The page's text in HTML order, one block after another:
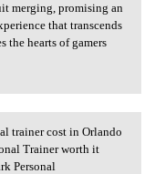
merging, promising an
that transcends
the hearts of gamers
trainer cost in Orlando
Trainer worth it
Personal